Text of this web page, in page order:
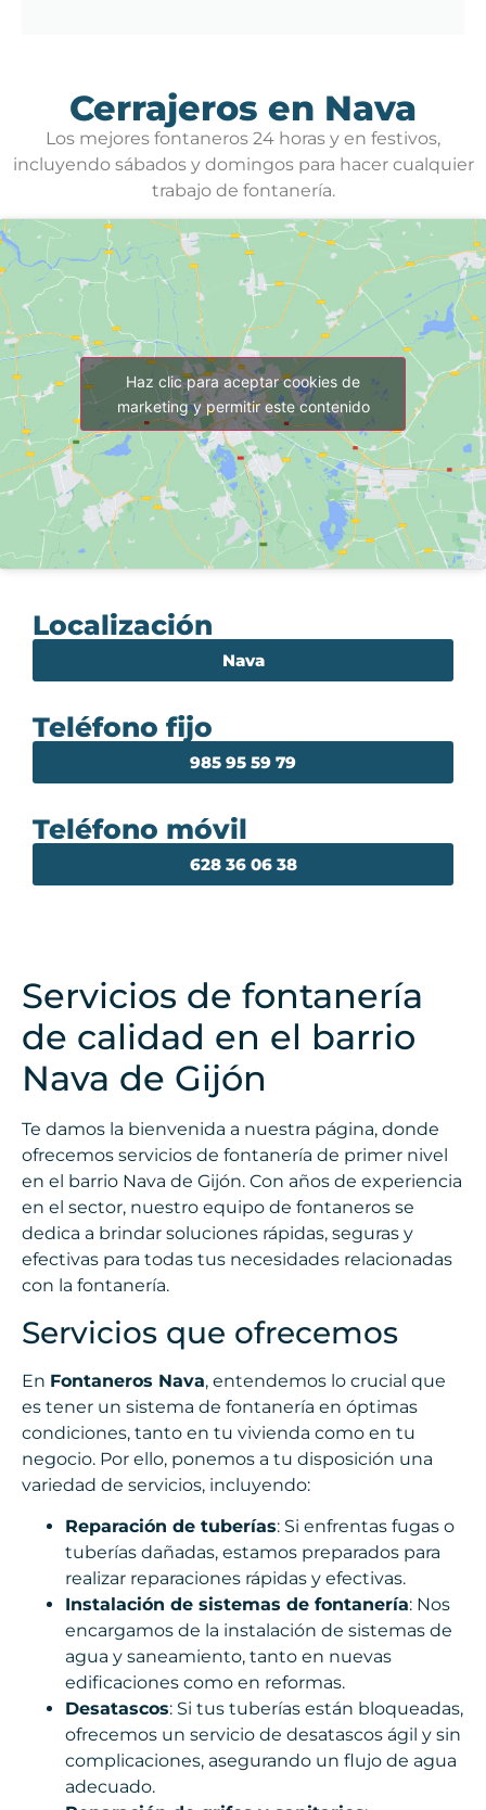
Cerrajeros en Nava
Los mejores fontaneros 24 horas y en festivos,
incluyendo sábados y domingos para hacer cualquier
trabajo de fontanería.
Haz clic para aceptar cookies de
marketing y permitir este contenido
Localización
Nava
Teléfono fijo
985 95 59 79
Teléfono móvil
628 36 06 38
Servicios de fontanería
de calidad en el barrio
Nava de Gijón
Te damos la bienvenida a nuestra página, donde
ofrecemos servicios de fontanería de primer nivel
en el barrio Nava de Gijón. Con años de experiencia
en el sector, nuestro equipo de fontaneros se
dedica a brindar soluciones rápidas, seguras y
efectivas para todas tus necesidades relacionadas
con la fontanería.
Servicios que ofrecemos
En Fontaneros Nava, entendemos lo crucial que
es tener un sistema de fontanería en óptimas
condiciones, tanto en tu vivienda como en tu
negocio. Por ello, ponemos a tu disposición una
variedad de servicios, incluyendo:
Reparación de tuberías: Si enfrentas fugas o
tuberías dañadas, estamos preparados para
realizar reparaciones rápidas y efectivas.
Instalación de sistemas de fontanería: Nos
encargamos de la instalación de sistemas de
agua y saneamiento, tanto en nuevas
edificaciones como en reformas.
Desatascos: Si tus tuberías están bloqueadas,
ofrecemos un servicio de desatascos ágil y sin
complicaciones, asegurando un flujo de agua
adecuado.